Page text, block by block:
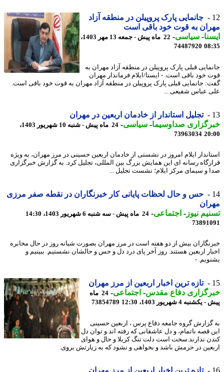
جانمایی پارک پروپیلن در منطقه آزاد
به قوت خود باقی است
-سیاسی-
22 ماه پیش - جمعه 13 مهر 1403،
74487920
قبلی پارک پروپیلن در منطقه آزاد مهران به
خود باقی است. - ایسنا/ایلام فرماندار مهران
جانمایی قبلی پارک پروپیلن در منطقه آزاد مهران به قوت خود باقی است.
عباس شفیعی ...
تجلیل استاندار از خادمان اربعین در مهران
صداوسیما-سیاسی-
24 ماه پیش - شنبه 10 شهریور 1403،
73963034
ایلام امروز در نشستی از خادمان اربعین حسینی در مرز مهران، به ویژه
رسانه ای این همایش بزرگ بین المللی، تجلیل کرد. به گزارش خبرگزاری
و سیمای مرکز ایلام؛ نشست تجلیل ...
حس و حال لحظات پایانی کار خبرنگاران در نقطه صفر مرزی
نیوز-اجتماعی-24 ماه پیش - سه شنبه 6 شهریور 1403، 14:30
بیش از دو هفته است در مرز مهران بصورت شبانه روز در حال مخابره
اربعین هستند. روز آخر پای درد دل و حس و حالشان نشستیم. ببینیم و
-
تازه ترین اخبار اربعین از مرز مهران
دفاع مقدس-اجتماعی-
24 ماه
4 شهریور 1403، 12:30
73854789
گروه جامعه دفاع پرس ، اربعین حسینی
قصه ناتمام، و دل عاشقانی که رفته اند و توان دل
ندارند.سخت است دلت تنگ کربلا و حال و هوای
در حرمش باشد و بخواهی و نشود که به زیارتش بروی.